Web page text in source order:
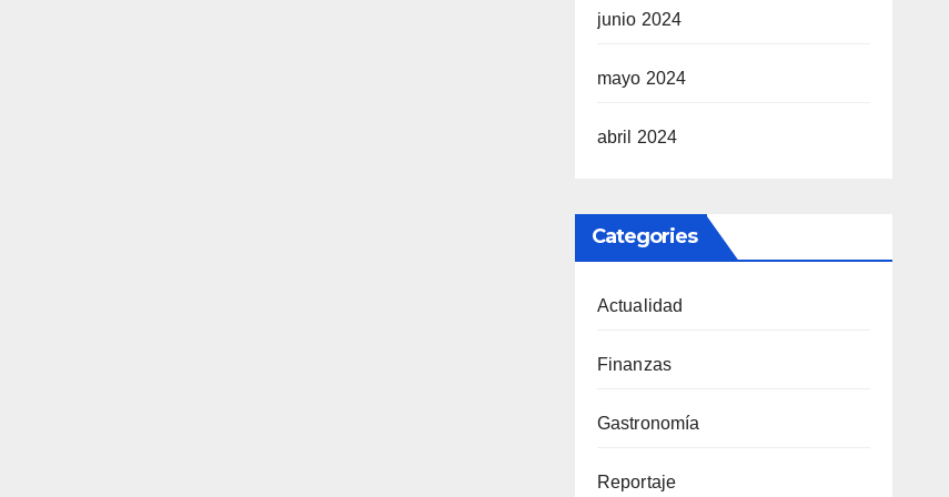
junio 2024
mayo 2024
abril 2024
Categories
Actualidad
Finanzas
Gastronomía
Reportaje